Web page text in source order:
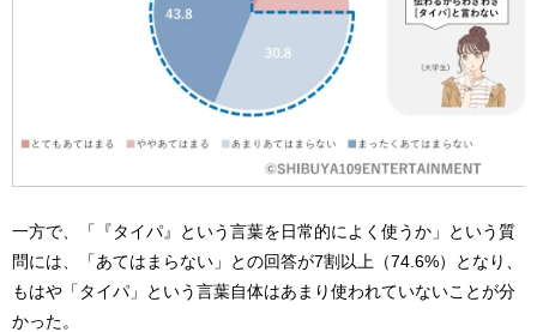
一方で、「『タイパ』という言葉を日常的によく使うか」という質
問には、「あてはまらない」との回答が7割以上（74.6%）となり、
もはや「タイパ」という言葉自体はあまり使われていないことが分
かった。